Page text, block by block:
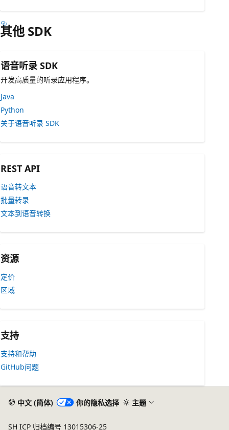
其他 SDK
语音听录 SDK
开发高质量的听录应用程序。
Java
Python
关于语音听录 SDK
REST API
语音转文本
批量转录
文本到语音转换
资源
定价
区域
支持
支持和帮助
GitHub问题
中文 (简体) 你的隐私选择 主题
SH ICP 归档编号 13015306-25